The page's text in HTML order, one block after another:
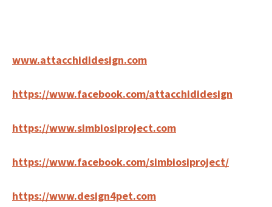
www.attacchididesign.com
https://www.facebook.com/attacchididesign
https://www.simbiosiproject.com
https://www.facebook.com/simbiosiproject/
https://www.design4pet.com